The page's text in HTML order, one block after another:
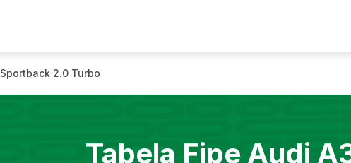
Sportback 2.0 Turbo
Tabela Fipe Audi